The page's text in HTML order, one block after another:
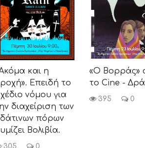
και η
Επειδή το
νόμου για
διαχείριση των
πόρων
Βολιβία.
305 0
«Ο Βορράς»
το Cine -
395 0